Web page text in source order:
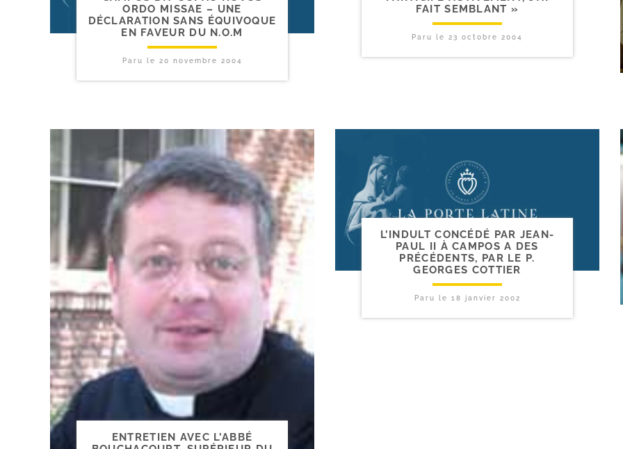
ORDO MISSAE – UNE
DÉCLARATION SANS ÉQUIVOQUE
EN FAVEUR DU N.O.M
Paru le 20 novembre 2004
FAIT SEMBLANT »
Paru le 23 octobre 2004
ENTRETIEN AVEC L’ABBÉ
L’INDULT CONCÉDÉ PAR JEAN-​
PAUL II À CAMPOS A DES
PRÉCÉDENTS, PAR LE P.
GEORGES COTTIER
Paru le 18 janvier 2002